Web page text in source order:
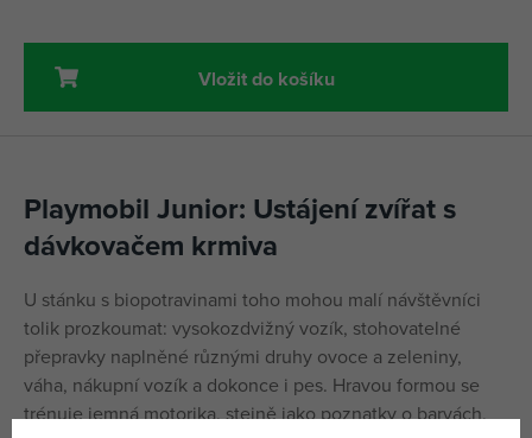
Vložit do košíku
Playmobil Junior: Ustájení zvířat s
dávkovačem krmiva
U stánku s biopotravinami toho mohou malí návštěvníci
tolik prozkoumat: vysokozdvižný vozík, stohovatelné
přepravky naplněné různými druhy ovoce a zeleniny,
váha, nákupní vozík a dokonce i pes. Hravou formou se
trénuje jemná motorika, stejně jako poznatky o barvách,